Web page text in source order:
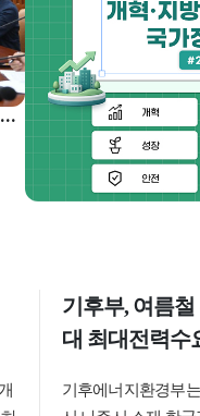
구윤철 부총리, 비상경제본부 희의 겸 경제·구조혁신 관계장관회의 주재